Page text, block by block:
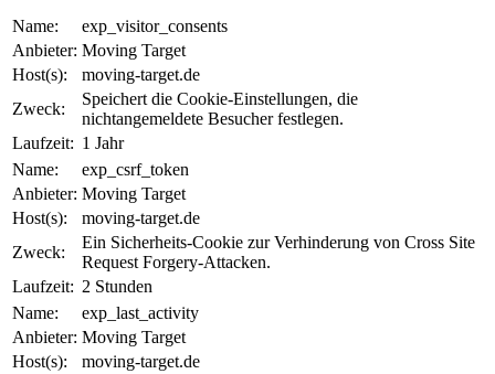
Name:
exp_visitor_consents
Anbieter: Moving Target
Host(s):
moving-target.de
Zweck:
Speichert die Cookie-Einstellungen, die
nichtangemeldete Besucher festlegen.
Laufzeit: 1 Jahr
Name:
exp_csrf_token
Anbieter: Moving Target
Host(s):
moving-target.de
Zweck:
Ein Sicherheits-Cookie zur Verhinderung von Cross Site
Request Forgery-Attacken.
Laufzeit: 2 Stunden
Name:
exp_last_activity
Anbieter: Moving Target
Host(s):
moving-target.de